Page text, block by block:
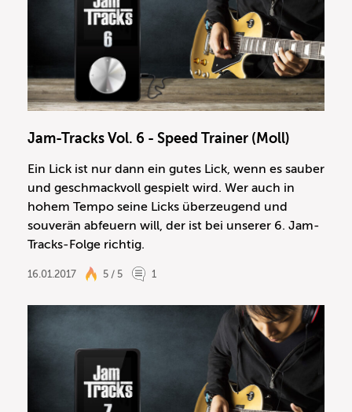
Jam-Tracks Vol. 6 - Speed Trainer (Moll)
Ein Lick ist nur dann ein gutes Lick, wenn es sauber
und geschmackvoll gespielt wird. Wer auch in
hohem Tempo seine Licks überzeugend und
souverän abfeuern will, der ist bei unserer 6. Jam-
Tracks-Folge richtig.
16.01.2017 5 / 5 1